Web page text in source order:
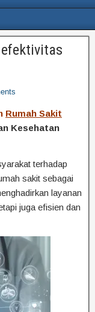
Rumah Sakit
Kesehatan
terhadap
sakit sebagai
layanan
juga efisien dan